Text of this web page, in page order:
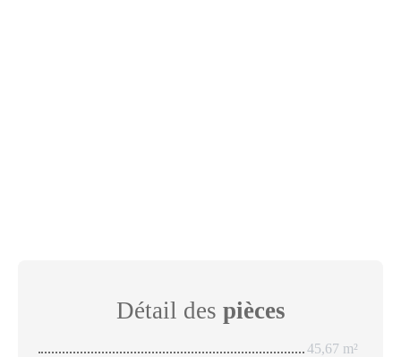
Détail des pièces
45,67 m²